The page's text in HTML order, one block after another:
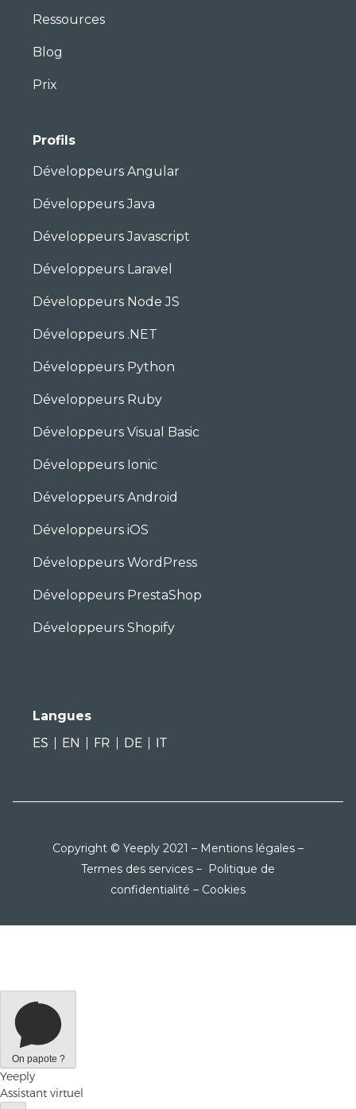
Ressources
Blog
Prix
Profils
Développeurs Angular
Développeurs Java
Développeurs Javascript
Développeurs Laravel
Développeurs Node JS
Développeurs .NET
Développeurs Python
Développeurs Ruby
Développeurs Visual Basic
Développeurs Ionic
Développeurs Android
Développeurs iOS
Développeurs WordPress
Développeurs PrestaShop
Développeurs Shopify
Langues
ES
EN FR DE IT
Copyright © Yeeply 2021 – Mentions légales –
Termes des services – Politique de
confidentialité – Cookies
On papote ?
Yeeply
Assistant virtuel